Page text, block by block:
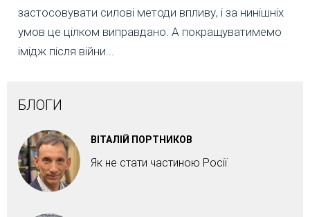
застосовувати силові методи впливу, і за нинішніх
умов це цілком виправдано. А покращуватимемо
імідж після війни...
БЛОГИ
ВІТАЛІЙ ПОРТНИКОВ
Як не стати частиною Росії